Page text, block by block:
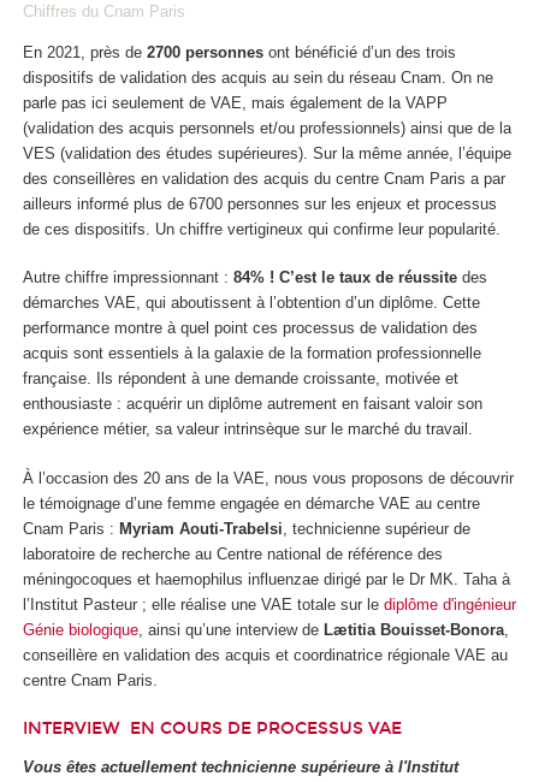
Chiffres du Cnam Paris
En 2021, près de 2700 personnes ont bénéficié d’un des trois
dispositifs de validation des acquis au sein du réseau Cnam. On ne
parle pas ici seulement de VAE, mais également de la VAPP
(validation des acquis personnels et/ou professionnels) ainsi que de la
VES (validation des études supérieures). Sur la même année, l’équipe
des conseillères en validation des acquis du centre Cnam Paris a par
ailleurs informé plus de 6700 personnes sur les enjeux et processus
de ces dispositifs. Un chiffre vertigineux qui confirme leur popularité.
Autre chiffre impressionnant : 84% ! C’est le taux de réussite des
démarches VAE, qui aboutissent à l’obtention d’un diplôme. Cette
performance montre à quel point ces processus de validation des
acquis sont essentiels à la galaxie de la formation professionnelle
française. Ils répondent à une demande croissante, motivée et
enthousiaste : acquérir un diplôme autrement en faisant valoir son
expérience métier, sa valeur intrinsèque sur le marché du travail.
À l’occasion des 20 ans de la VAE, nous vous proposons de découvrir
le témoignage d’une femme engagée en démarche VAE au centre
Cnam Paris : Myriam Aouti-Trabelsi , technicienne supérieur de
laboratoire de recherche au Centre national de référence des
méningocoques et haemophilus influenzae dirigé par le Dr MK. Taha à
l’Institut Pasteur ; elle réalise une VAE totale sur le diplôme d'ingénieur
Génie biologique , ainsi qu’une interview de Lætitia Bouisset-Bonora
conseillère en validation des acquis et coordinatrice régionale VAE au
centre Cnam Paris.
INTERVIEW EN COURS DE PROCESSUS VAE
Vous êtes actuellement technicienne supérieure à l'Institut